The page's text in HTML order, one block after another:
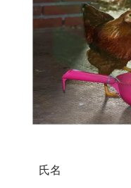
氏名